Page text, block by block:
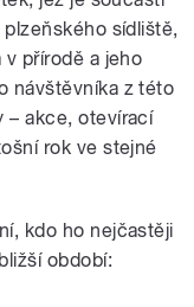
sídliště,
přírodě a jeho
návštěvníka z této
– akce, otevírací
rok ve stejné
kdo ho nejčastěji
období: